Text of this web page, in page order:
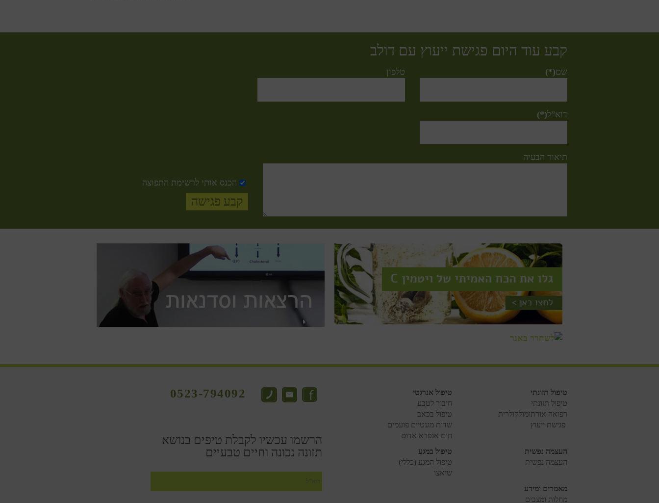
קבע עוד היום פגישת ייעוץ עם דולב
שם(*) טלפון
דוא”ל(*)
תיאור הבעיה
הכנס אותי לרשימת התפוצה
טיפול תזונתי
טיפול תזונתי
רפואה אורתומולקולרית
פגישת ייעוץ
טיפול אנרגטי
חיבור לטבע
טיפול בכאב
שדות מגנטיים פועמים
חום אנפרא אדום
העצמה נפשית
העצמה נפשית
טיפול במגע
טיפול המגע (כללי)
שיאצו
מאמרים ומידע
מחלות ומצבים
0523-794092
הרשמו עכשיו לקבלת טיפים בנושא
תזונה נכונה וחיים טבעיים